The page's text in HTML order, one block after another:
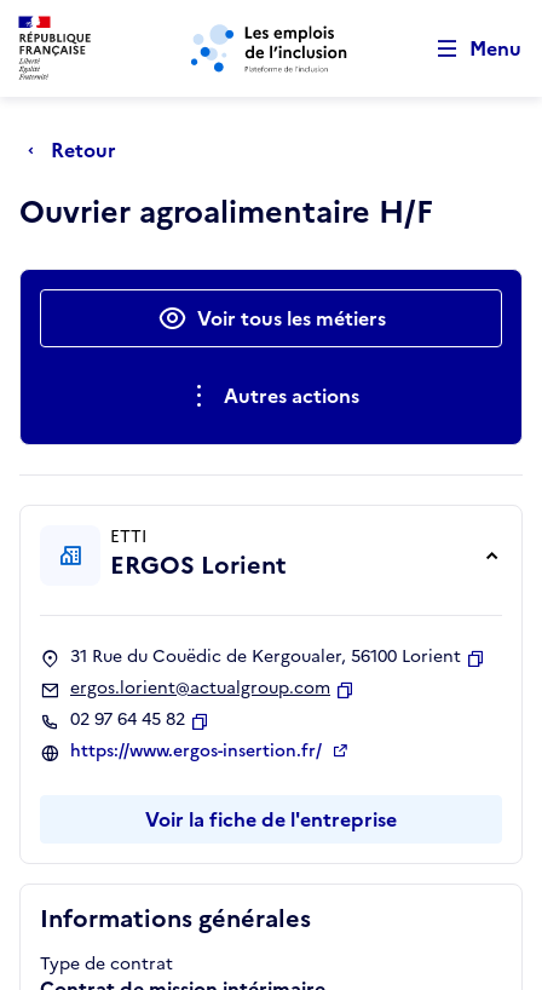
Aller au menu principal Aller au contenu principal
Menu
Retour
Ouvrier agroalimentaire H/F
Actions rapidesVoir tous les métiers
Autres actions
Informations générales
Type de contrat
ETTI
ERGOS Lorient
31 Rue du Couëdic de Kergoualer, 56100 Lorient
ergos.lorient@actualgroup.com
02 97 64 45 82
Copier
https://www.ergos-insertion.fr/
Voir la fiche de l'entreprise
Retour au début de la page
Panneau de gestion des cookies